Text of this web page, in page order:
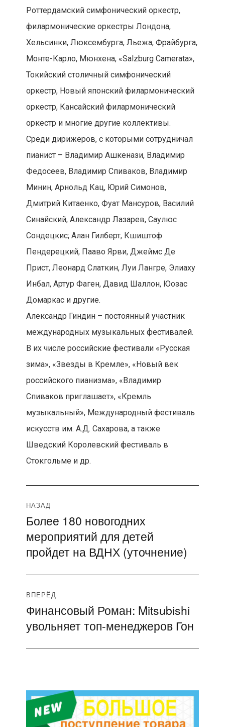
Роттердамский симфонический оркестр,
филармонические оркестры Лондона,
Хельсинки, Люксембурга, Льежа, Фрайбурга,
Монте-Карло, Мюнхена, «Salzburg Camerata»,
Токийский столичный симфонический
оркестр, Новый японский филармонический
оркестр, Кансайский филармонический
оркестр и многие другие коллективы.
Среди дирижеров, с которыми сотрудничал
пианист – Владимир Ашкенази, Владимир
Федосеев, Владимир Спиваков, Владимир
Минин, Арнольд Кац, Юрий Симонов,
Дмитрий Китаенко, Фуат Мансуров, Василий
Синайский, Александр Лазарев, Саулюс
Сондецкис; Алан Гилберт, Кшиштоф
Пендерецкий, Пааво Ярви, Джеймс Де
Прист, Леонард Слаткин, Луи Лангре, Элиаху
Инбал, Артур Фаген, Давид Шаллон, Юозас
Домаркас и другие.
Александр Гиндин – постоянный участник
международных музыкальных фестивалей.
В их числе российские фестивали «Русская
зима», «Звезды в Кремле», «Новый век
российского пианизма», «Владимир
Спиваков приглашает», «Кремль
музыкальный», Международный фестиваль
искусств им. А.Д. Сахарова, а также
Шведский Королевский фестиваль в
Стокгольме и др.
Навигация
по
записям
НАЗАД
Предыдущая
запись:
Более 180 новогодних
мероприятий для детей
пройдет на ВДНХ (уточнение)
ВПЕРЁД
Следующая
запись:
Финансовый Роман: Mitsubishi
увольняет топ-менеджеров Гон